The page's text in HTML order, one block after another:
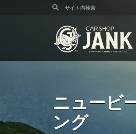
ニュービ
ング